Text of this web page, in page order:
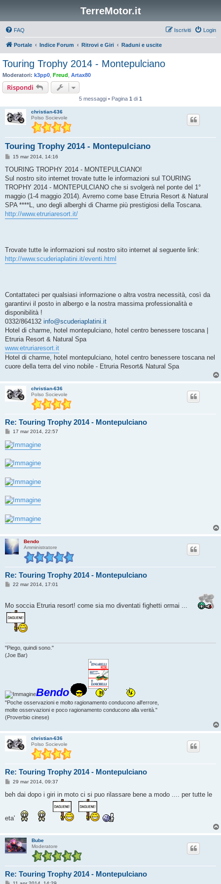
TerreMotor.it
FAQ Login
Iscriviti
Portale Indice Forum Ritrovi e Giri Raduni e uscite
Touring Trophy 2014 - Montepulciano
Moderatori: k3pp0 Freud Artax80
Rispondi
5 messaggi • Pagina 1 di 1
christian-636
Polso Socievole
Touring Trophy 2014 - Montepulciano
M
s
a
g
i
o
15 mar 2014, 14:16
TOURING TROPHY 2014 - MONTEPULCIANO!
Sul nostro sito internet trovate tutte le informazioni sul TOURING
TROPHY 2014 - MONTEPULCIANO che si svolgerà nel ponte del 1°
maggio (1-4 maggio 2014). Avremo come base Etruria Resort & Natural
SPA ****L, uno degli alberghi di Charme più prestigiosi della Toscana.
http://www.etruriaresort.it/
Trovate tutte le informazioni sul nostro sito internet al seguente link:
http://www.scuderiaplatini.it/eventi.html
Contattateci per qualsiasi informazione o altra vostra necessità, così da
garantirvi il posto in albergo e la nostra massima professionalità e
disponibilità !
0332/864132 info@scuderiaplatini.it
Hotel di charme, hotel montepulciano, hotel centro benessere toscana |
Etruria Resort & Natural Spa
www.etruriaresort.it
Hotel di charme, hotel montepulciano, hotel centro benessere toscana nel
cuore della terra del vino nobile - Etruria Resort& Natural Spa
christian-636
Polso Socievole
Re: Touring Trophy 2014 - Montepulciano
M
s
s
g
g
o
17 mar 2014, 22:57
Bendo
Amministratore
Re: Touring Trophy 2014 - Montepulciano
M
a
g
g
22 mar 2014, 17:01
Mo soccia Etruria resort! come sia mo diventati fighetti ormai ...
"Piego, quindi sono."
(Joe Bar)
Bendo
"Poche osservazioni e molto ragionamento conducono all'errore,
molte osservazioni e poco ragionamento conducono alla verità."
(Proverbio cinese)
christian-636
Polso Socievole
Re: Touring Trophy 2014 - Montepulciano
M
s
g
29 mar 2014, 09:37
beh dai dopo i giri in moto ci si puo rilassare bene a modo .... per tutte le
eta'
Bube
Moderatore
Re: Touring Trophy 2014 - Montepulciano
M